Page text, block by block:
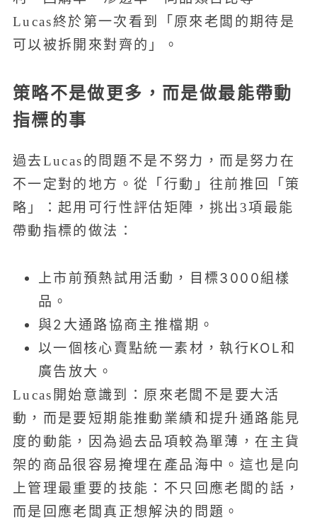
Lucas終於第一次看到「原來老闆的期待是
可以被拆開來對齊的」。
策略不是做更多，而是做最能帶動
指標的事
過去Lucas的問題不是不努力，而是努力在
不一定對的地方。從「行動」往前推回「策
略」：起用可行性評估矩陣，挑出3項最能
帶動指標的做法：
上市前預熱試用活動，目標3000組樣
品。
與2大通路協商主推檔期。
以一個核心賣點統一素材，執行KOL和
廣告放大。
Lucas開始意識到：原來老闆不是要大活
動，而是要短期能推動業績和提升通路能見
度的動能，因為過去品項較為單薄，在主貨
架的商品很容易掩埋在產品海中。這也是向
上管理最重要的技能：不只回應老闆的話，
而是回應老闆真正想解決的問題。